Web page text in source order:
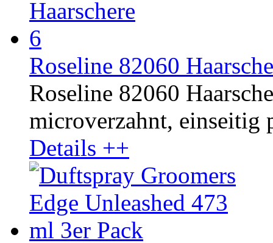
Roseline 82060
Roseline 82060
microverzahnt, einseitig
Details ++